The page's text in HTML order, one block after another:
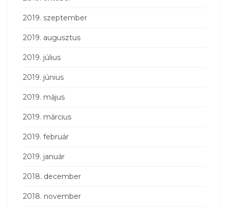
2019. szeptember
2019. augusztus
2019. július
2019. június
2019. május
2019. március
2019. február
2019. január
2018. december
2018. november